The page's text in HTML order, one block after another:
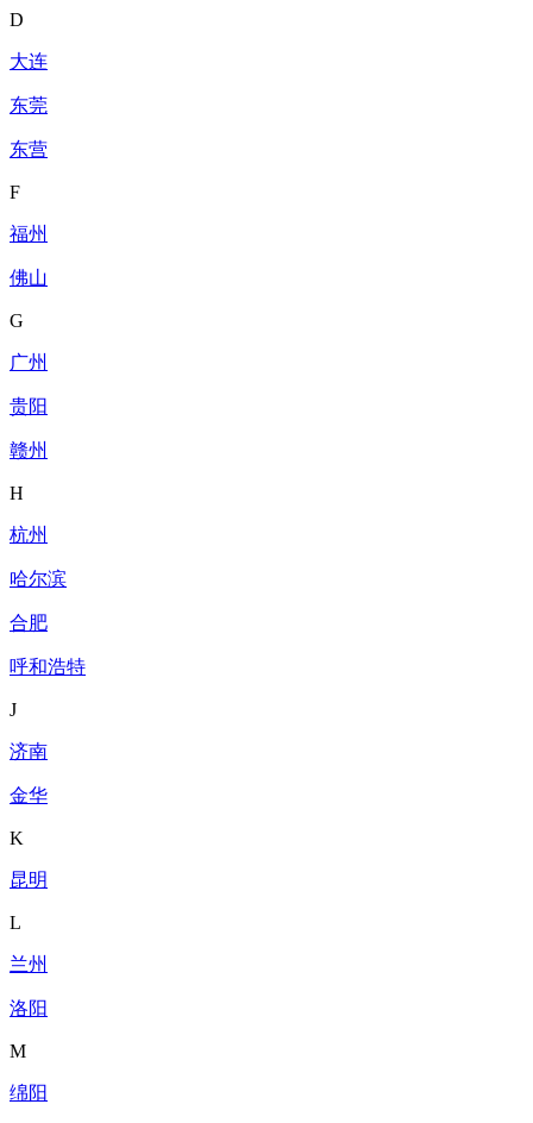
D
大连
东莞
东营
F
福州
佛山
G
广州
贵阳
赣州
H
杭州
哈尔滨
合肥
呼和浩特
J
济南
金华
K
昆明
L
兰州
洛阳
M
绵阳